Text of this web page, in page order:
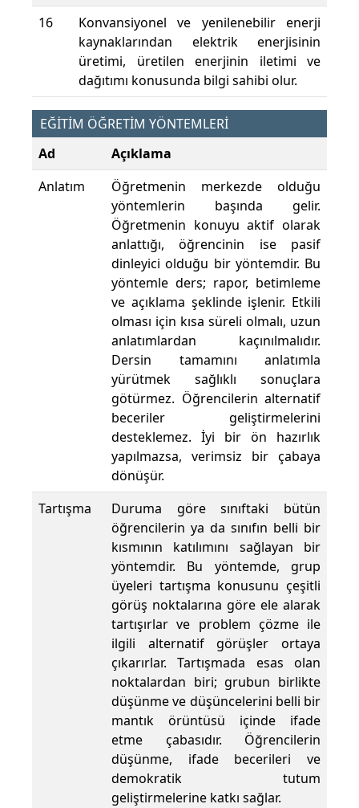
16
Konvansiyonel ve yenilenebilir enerji
kaynaklarından elektrik enerjisinin
üretimi, üretilen enerjinin iletimi ve
dağıtımı konusunda bilgi sahibi olur.
EĞİTİM ÖĞRETİM YÖNTEMLERİ
Ad
Açıklama
Anlatım
Öğretmenin merkezde olduğu
yöntemlerin başında gelir.
Öğretmenin konuyu aktif olarak
anlattığı, öğrencinin ise pasif
dinleyici olduğu bir yöntemdir. Bu
yöntemle ders; rapor, betimleme
ve açıklama şeklinde işlenir. Etkili
olması için kısa süreli olmalı, uzun
anlatımlardan kaçınılmalıdır.
Dersin tamamını anlatımla
yürütmek sağlıklı sonuçlara
götürmez. Öğrencilerin alternatif
beceriler geliştirmelerini
desteklemez. İyi bir ön hazırlık
yapılmazsa, verimsiz bir çabaya
dönüşür.
Tartışma
Duruma göre sınıftaki bütün
öğrencilerin ya da sınıfın belli bir
kısmının katılımını sağlayan bir
yöntemdir. Bu yöntemde, grup
üyeleri tartışma konusunu çeşitli
görüş noktalarına göre ele alarak
tartışırlar ve problem çözme ile
ilgili alternatif görüşler ortaya
çıkarırlar. Tartışmada esas olan
noktalardan biri; grubun birlikte
düşünme ve düşüncelerini belli bir
mantık örüntüsü içinde ifade
etme çabasıdır. Öğrencilerin
düşünme, ifade becerileri ve
demokratik tutum
geliştirmelerine katkı sağlar.